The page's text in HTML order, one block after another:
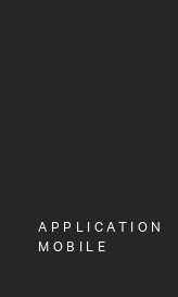
OUVRIR
LE
APPLICATION
MOBILE